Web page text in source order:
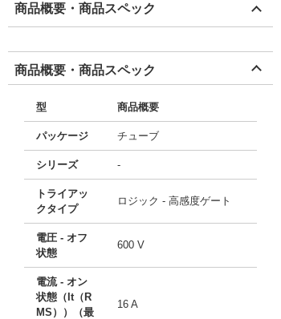
商品概要・商品スペック
商品概要・商品スペック
型 商品概要
パッケージ チューブ
シリーズ -
トライアッ
クタイプ
ロジック - 高感度ゲート
電圧 - オフ
状態
600 V
電流 - オン
状態（It（R
MS））（最
16 A